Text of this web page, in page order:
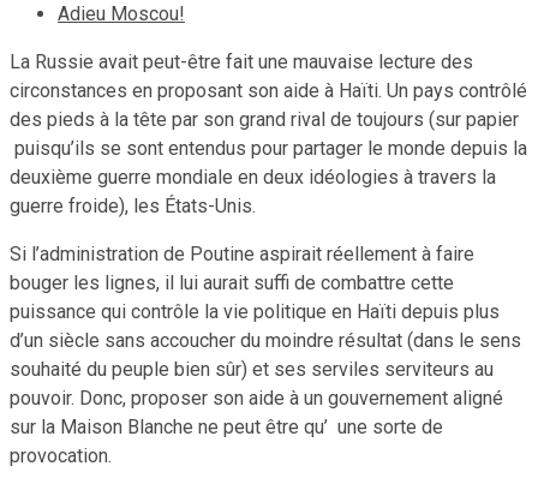
Adieu Moscou!
La Russie avait peut-être fait une mauvaise lecture des
circonstances en proposant son aide à Haïti. Un pays contrôlé
des pieds à la tête par son grand rival de toujours (sur papier
puisqu’ils se sont entendus pour partager le monde depuis la
deuxième guerre mondiale en deux idéologies à travers la
guerre froide), les États-Unis.
Si l’administration de Poutine aspirait réellement à faire
bouger les lignes, il lui aurait suffi de combattre cette
puissance qui contrôle la vie politique en Haïti depuis plus
d’un siècle sans accoucher du moindre résultat (dans le sens
souhaité du peuple bien sûr) et ses serviles serviteurs au
pouvoir. Donc, proposer son aide à un gouvernement aligné
sur la Maison Blanche ne peut être qu’ une sorte de
provocation.